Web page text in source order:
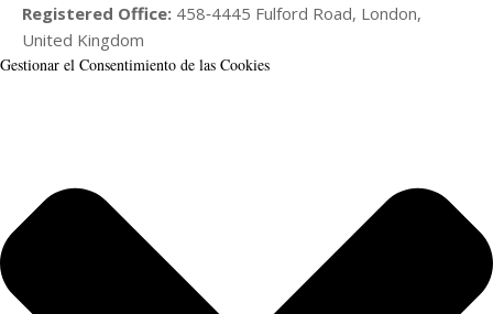
Registered Office: 458‑4445 Fulford Road, London,
United Kingdom
Gestionar el Consentimiento de las Cookies